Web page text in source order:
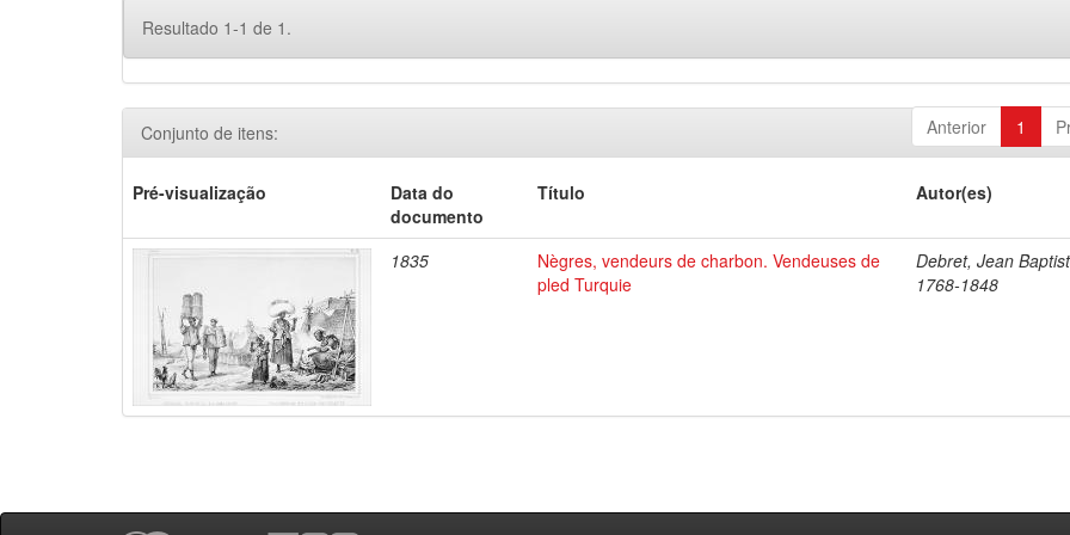
Resultado 1-1 de 1.
Anterior 1
Conjunto de itens:
Pré-visualização
Data do
documento
Título Autor(es)
1835
Nègres, vendeurs de charbon. Vendeuses de
pled Turquie
Debret, Jean
1768-1848